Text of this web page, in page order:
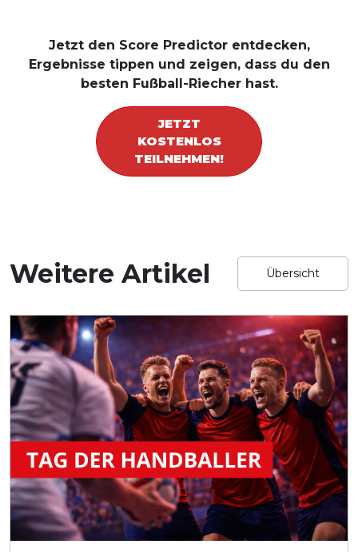
Jetzt den Score Predictor entdecken,
Ergebnisse tippen und zeigen, dass du den
besten Fußball-Riecher hast.
JETZT
KOSTENLOS
TEILNEHMEN!
Weitere Artikel Übersicht